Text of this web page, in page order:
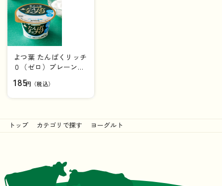
よつ葉 たんぱくリッチ
０（ゼロ）プレーン加
185円（税込）
トップ カテゴリで探す ヨーグルト